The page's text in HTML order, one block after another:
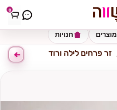
0
חנויות מוצרים
זר פרחים לילה ורוד